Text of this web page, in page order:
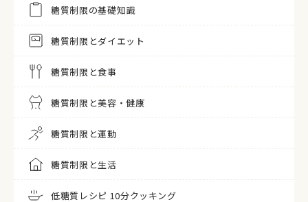
糖質制限の基礎知識
糖質制限とダイエット
糖質制限と食事
糖質制限と美容・健康
糖質制限と運動
糖質制限と生活
低糖質レシピ 10分クッキング